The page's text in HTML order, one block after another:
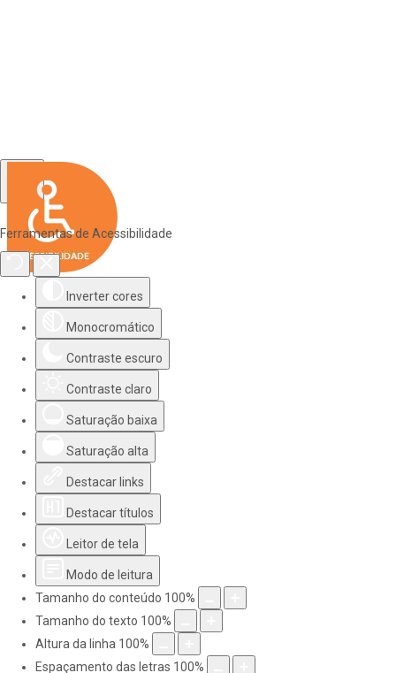
Ferramentas de Acessibilidade
Inverter cores
Monocromático
Contraste escuro
Contraste claro
Saturação baixa
Saturação alta
Destacar links
Destacar títulos
Leitor de tela
Modo de leitura
Tamanho do conteúdo 100%
Tamanho do texto 100%
Altura da linha 100%
Espaçamento das letras 100%